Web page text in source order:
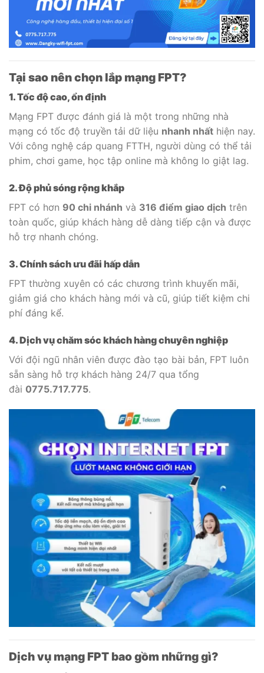
Tại sao nên chọn lắp mạng FPT?
1. Tốc độ cao, ổn định
Mạng FPT được đánh giá là một trong những nhà
mạng có tốc độ truyền tải dữ liệu nhanh nhất hiện nay.
Với công nghệ cáp quang FTTH, người dùng có thể tải
phim, chơi game, học tập online mà không lo giật lag.
2. Độ phủ sóng rộng khắp
FPT có hơn 90 chi nhánh và 316 điểm giao dịch trên
toàn quốc, giúp khách hàng dễ dàng tiếp cận và được
hỗ trợ nhanh chóng.
3. Chính sách ưu đãi hấp dẫn
FPT thường xuyên có các chương trình khuyến mãi,
giảm giá cho khách hàng mới và cũ, giúp tiết kiệm chi
phí đáng kể.
4. Dịch vụ chăm sóc khách hàng chuyên nghiệp
Với đội ngũ nhân viên được đào tạo bài bản, FPT luôn
sẵn sàng hỗ trợ khách hàng 24/7 qua tổng
đài 0775.717.775.
Dịch vụ mạng FPT bao gồm những gì?